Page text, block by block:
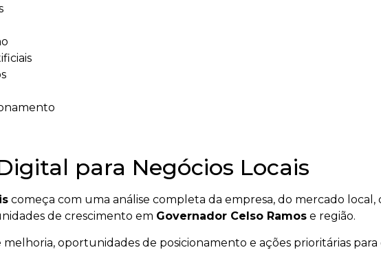
para Negócios Locais
começa com uma análise completa da empresa, do mercado local,
de crescimento em Governador Celso Ramos e região.
oportunidades de posicionamento e ações prioritárias